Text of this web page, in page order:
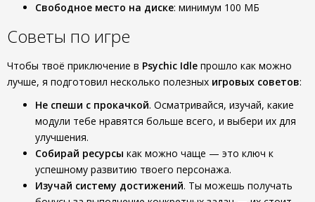
Свободное место на диске: минимум 100 МБ
Советы по игре
Чтобы твоё приключение в Psychic Idle прошло как можно
лучше, я подготовил несколько полезных игровых советов:
Не спеши с прокачкой. Осматривайся, изучай, какие
модули тебе нравятся больше всего, и выбери их для
улучшения.
Собирай ресурсы как можно чаще — это ключ к
успешному развитию твоего персонажа.
Изучай систему достижений. Ты можешь получать